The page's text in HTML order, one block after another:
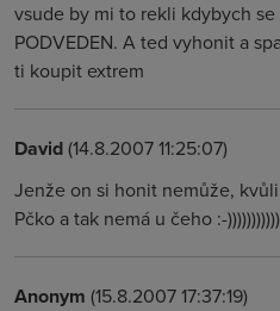
vsude by mi to rekli kdybych se
PODVEDEN. A ted vyhonit a
ti koupit extrem
David(14.8.2007 11:25:07)
Jenže on si honit nemůže,
Pčko a tak nemá u čeho :-
Anonym (15.8.2007 17:37:19)